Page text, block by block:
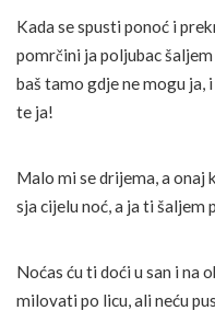
Kada se spusti ponoć i
pomrčini ja poljubac
baš tamo gdje ne mogu ja,
te ja!
Malo mi se drijema, a onaj
sja cijelu noć, a ja ti šaljem
Noćas ću ti doći u san i na
milovati po licu, ali neću